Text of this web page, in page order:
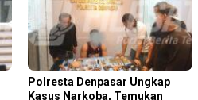
Polresta Denpasar Ungkap
Kasus Narkoba, Temukan